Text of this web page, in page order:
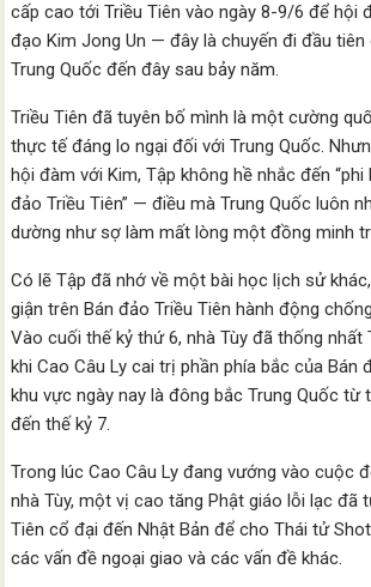
cấp cao tới Triều Tiên vào ngày 8-9/6 để hội
đạo Kim Jong Un — đây là chuyến đi đầu
Trung Quốc đến đây sau bảy năm.
Triều Tiên đã tuyên bố mình là một cường
thực tế đáng lo ngại đối với Trung Quốc.
hội đàm với Kim, Tập không hề nhắc đến “phi
đảo Triều Tiên” — điều mà Trung Quốc luôn
dường như sợ làm mất lòng một đồng minh
Có lẽ Tập đã nhớ về một bài học lịch sử
giận trên Bán đảo Triều Tiên hành động
Vào cuối thế kỷ thứ 6, nhà Tùy đã thống nhất
khi Cao Câu Ly cai trị phần phía bắc của Bán
khu vực ngày nay là đông bắc Trung Quốc từ
đến thế kỷ 7.
Trong lúc Cao Câu Ly đang vướng vào cuộc
nhà Tùy, một vị cao tăng Phật giáo lỗi lạc đã
Tiên cổ đại đến Nhật Bản để cho Thái tử
các vấn đề ngoại giao và các vấn đề khác.